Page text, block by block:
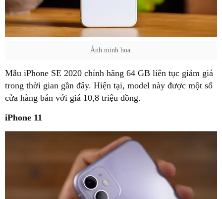
Ảnh minh họa.
Mẫu iPhone SE 2020 chính hãng 64 GB liên tục giảm giá
trong thời gian gần đây. Hiện tại, model này được một số
cửa hàng bán với giá 10,8 triệu đồng.
iPhone 11